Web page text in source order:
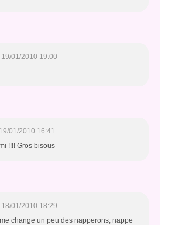
19/01/2010 19:00
19/01/2010 16:41
!!!! Gros bisous
18/01/2010 18:29
change un peu des napperons, nappe